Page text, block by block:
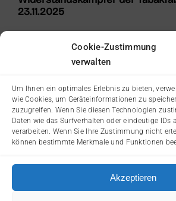
Cookie-Zustimmung
verwalten
Um Ihnen ein optimales Erlebnis zu bieten,
wie Cookies, um Geräteinformationen zu
zuzugreifen. Wenn Sie diesen Technologien
Daten wie das Surfverhalten oder eindeutige IDs
verarbeiten. Wenn Sie Ihre Zustimmung nicht
können bestimmte Merkmale und Funktionen
Akzeptieren
23.11.2025
© 2026: Landesverband Oberösterreich
AntifaschistInnen,